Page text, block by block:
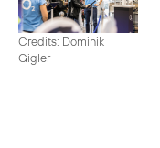
Credits: Dominik
Gigler